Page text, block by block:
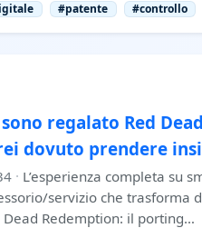
#patente #controllo
regalato Red
dovuto prendere
· L’esperienza completa su
servizio che trasforma
Dead Redemption: il porting…